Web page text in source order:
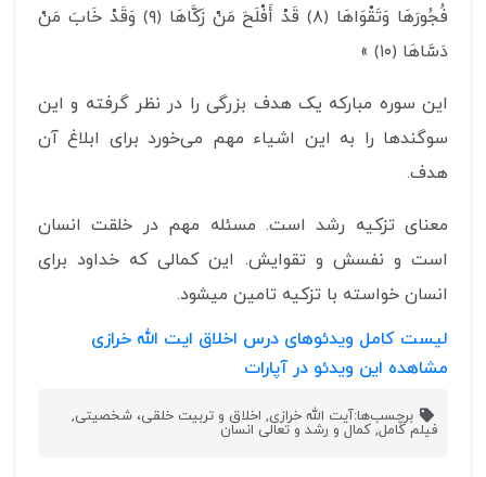
فُجُورَهَا وَتَقْوَاهَا ﴿٨﴾ قَدْ أَفْلَحَ مَنْ زَكَّاهَا ﴿٩﴾ وَقَدْ خَابَ مَنْ
دَسَّاهَا ﴿١٠﴾ »
این سوره مبارکه یک هدف بزرگی را در نظر گرفته و این
سوگندها را به این اشیاء مهم می‌خورد برای ابلاغ آن
هدف.
معنای تزکیه رشد است. مسئله مهم در خلقت انسان
است و نفسش و تقوایش. این کمالی که خداود برای
انسان خواسته با تزکیه تامین میشود.
لیست کامل ویدئوهای درس اخلاق ایت الله خرازی
مشاهده این ویدئو در آپارات
برچسب‌ها:آیت الله خرازی, اخلاق و تربیت خلقی، شخصیتی,
فیلم کامل, کمال و رشد و تعالی انسان